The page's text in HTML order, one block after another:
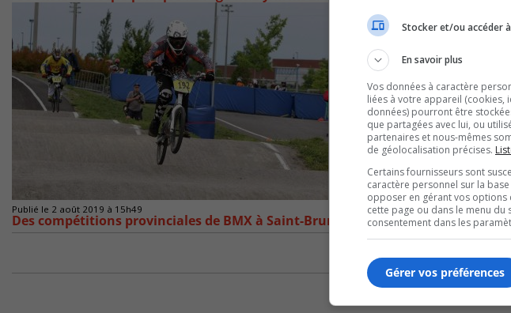
Publié le 2 août 2019 à 15h49
Des compétitions provinciales de BMX à Saint-Bruno cette fin de semaine
Stocker et/ou accéder
En savoir plus
Vos données à caractère
liées à votre appareil (cookies,
données) pourront être
que partagées avec lui, ou
partenaires et nous-mêmes
de géolocalisation précises.
Certains fournisseurs sont
caractère personnel sur la
opposer en gérant vos options
cette page ou dans le menu
consentement dans les
Gérer vos préférences